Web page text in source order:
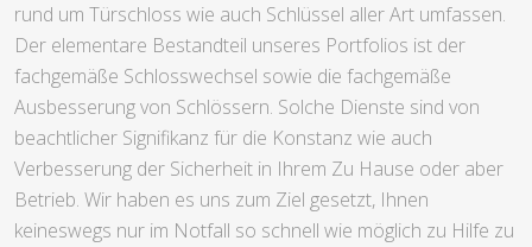
rund um Türschloss wie auch Schlüssel aller Art umfassen.
Der elementare Bestandteil unseres Portfolios ist der
fachgemäße Schlosswechsel sowie die fachgemäße
Ausbesserung von Schlössern. Solche Dienste sind von
beachtlicher Signifikanz für die Konstanz wie auch
Verbesserung der Sicherheit in Ihrem Zu Hause oder aber
Betrieb. Wir haben es uns zum Ziel gesetzt, Ihnen
keineswegs nur im Notfall so schnell wie möglich zu Hilfe zu